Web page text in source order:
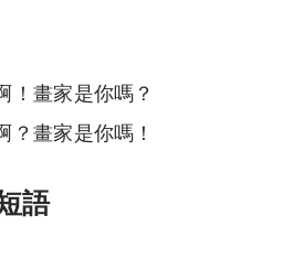
！畫家是你嗎？
？畫家是你嗎！
語